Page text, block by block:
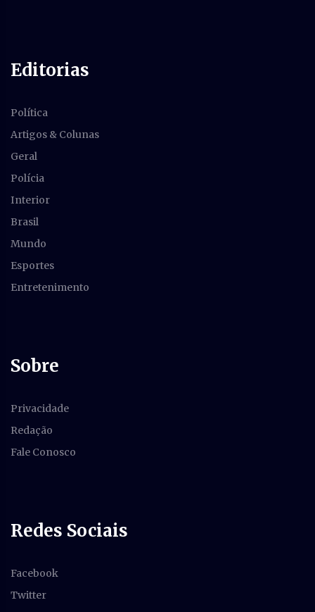
Editorias
Política
Artigos & Colunas
Geral
Polícia
Interior
Brasil
Mundo
Esportes
Entretenimento
Sobre
Privacidade
Redação
Fale Conosco
Redes Sociais
Facebook
Twitter